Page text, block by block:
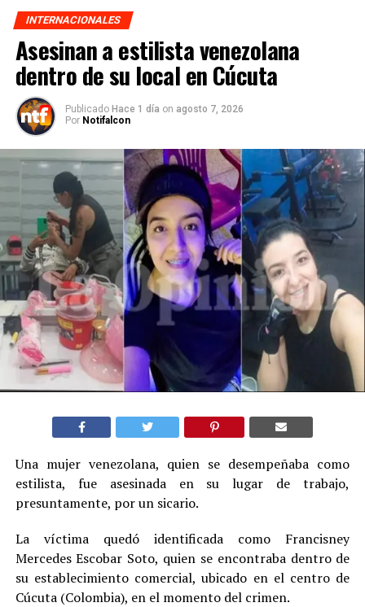
INTERNACIONALES
Asesinan a estilista venezolana
dentro de su local en Cúcuta
Publicado Hace 1 día on agosto 7, 2026
Por Notifalcon
Una mujer venezolana, quien se desempeñaba como
estilista, fue asesinada en su lugar de trabajo,
presuntamente, por un sicario.
La víctima quedó identificada como Francisney
Mercedes Escobar Soto, quien se encontraba dentro de
su establecimiento comercial, ubicado en el centro de
Cúcuta (Colombia), en el momento del crimen.